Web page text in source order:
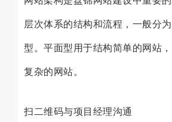
层次体系的结构和流程，一般分
型。平面型用于结构简单的网站
复杂的网站。
扫二维码与项目经理沟通